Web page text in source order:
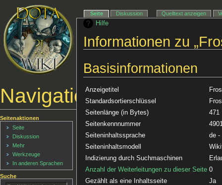
Hilfe
Informationen zu
Basisinformationen
Anzeigetitel
Standardsortierschlüssel
Seitenlänge (in Bytes)
471
Seitenkennnummer
Seiteninhaltssprache
de -
Seiteninhaltsmodell
Indizierung durch Suchmaschinen
Anzahl der Weiterleitungen zu dieser Seite 0
Gezählt als eine Inhaltsseite
Ja
Navigationsmenü
Seite Diskussion Quelltext anzeigen
Seitenaktionen
Seite
Diskussion
Mehr
Werkzeuge
In anderen Sprachen
Suche